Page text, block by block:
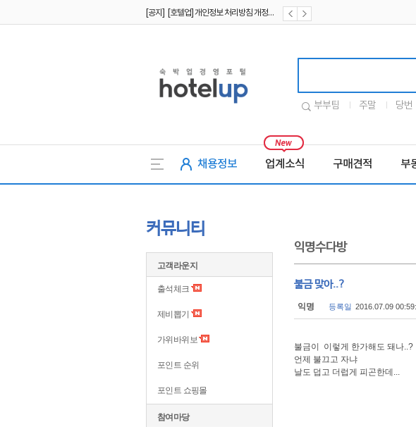
부부팀 주말 당번
채용정보 업계소식 구매견적 부
커뮤니티
고객라운지
출석체크
제비뽑기
가위바위보
포인트 순위
포인트 쇼핑몰
참여마당
익명수다방
불금 맞아..?
익명 등록일 2016.07.09
불금이 이렇게 한가해도 돼나..?
언제 불끄고 자냐
날도 덥고 더럽게 피곤한데...